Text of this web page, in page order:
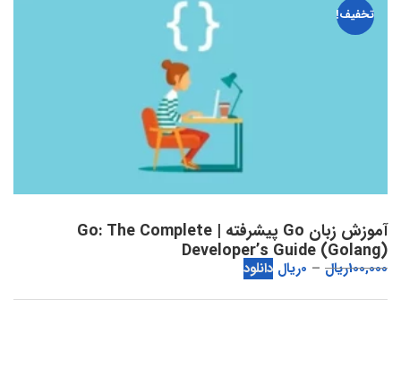
تخفیف!
آموزش زبان Go پیشرفته | Go: The Complete
Developer’s Guide (Golang)
100,000ریال 0ریال دانلود